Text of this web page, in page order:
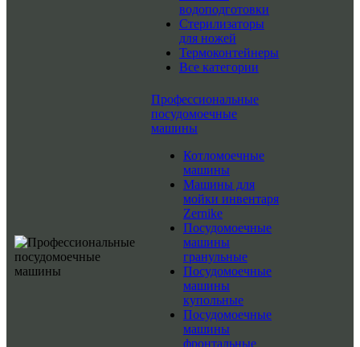
водоподготовки
Стерилизаторы
для ножей
Термоконтейнеры
Все категории
Профессиональные
посудомоечные
машины
Котломоечные
машины
Машины для
мойки инвентаря
Zernike
Посудомоечные
машины
гранульные
Посудомоечные
машины
купольные
Посудомоечные
машины
фронтальные